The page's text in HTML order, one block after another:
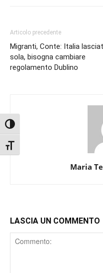
Attiva/disattiva alto contrasto
Attiva/disattiva dimensione
Articolo precedente
Migranti, Conte: Italia
sola, bisogna cambiare
regolamento Dublino
Maria
LASCIA UN COMMENTO
Comment